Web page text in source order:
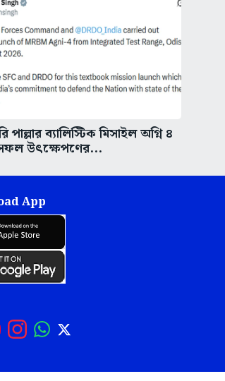
পাল্লার ব্যালিস্টিক মিসাইল অগ্নি ৪
উৎক্ষেপণের...
App